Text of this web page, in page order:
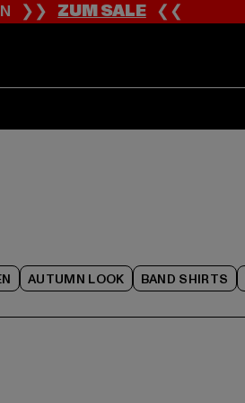
❯❯ZUM SALE❮❮
AUTUMN LOOK BAND SHIRTS